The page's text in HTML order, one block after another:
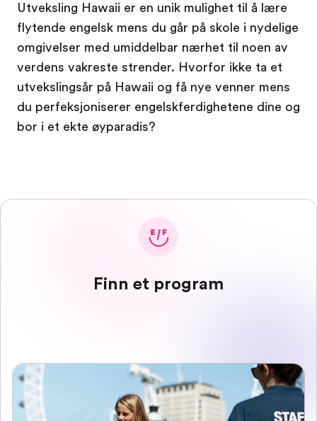
Hvem vi er
Karriere
Bli en del av vårt team
Utveksling Hawaii er en unik mulighet til å lære
flytende engelsk mens du går på skole i nydelige
omgivelser med umiddelbar nærhet til noen av
verdens vakreste strender. Hvorfor ikke ta et
utvekslingsår på Hawaii og få nye venner mens
du perfeksjoniserer engelskferdighetene dine og
bor i et ekte øyparadis?
Finn et program